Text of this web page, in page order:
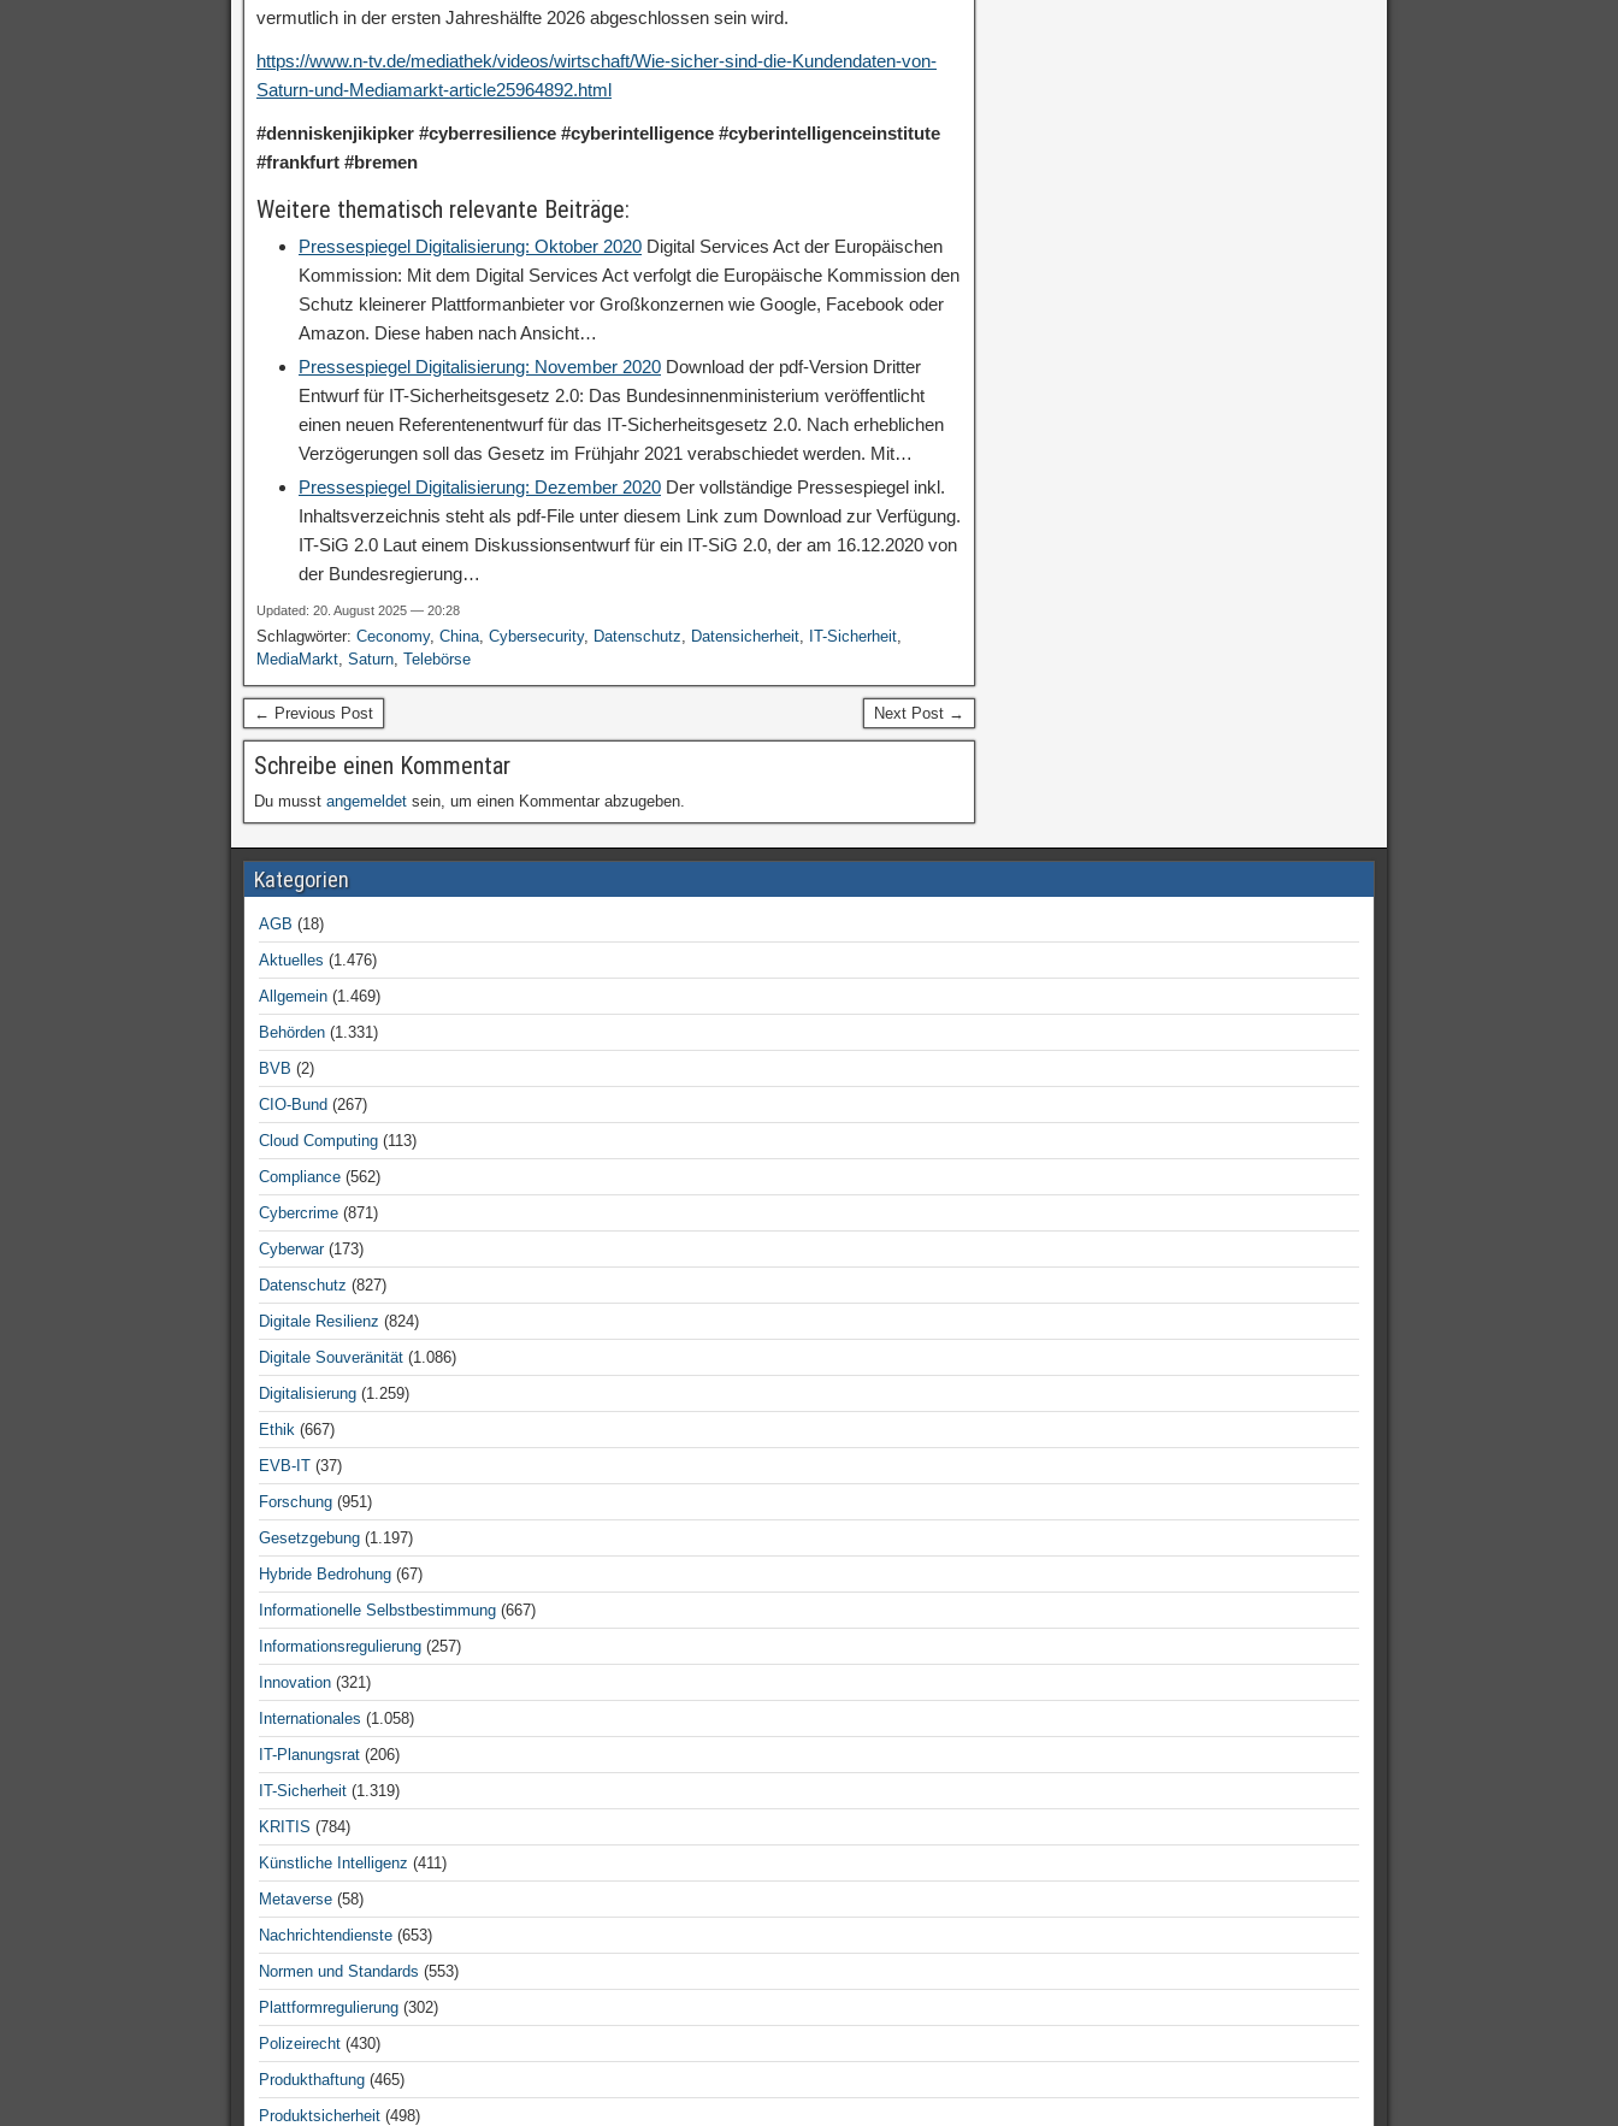
vermutlich in der ersten Jahreshälfte 2026 abgeschlossen sein wird.
https://www.n-tv.de/mediathek/videos/wirtschaft/Wie-sicher-sind-die-Kundendaten-von-
Saturn-und-Mediamarkt-article25964892.html
#denniskenjikipker #cyberresilience #cyberintelligence #cyberintelligenceinstitute
#frankfurt #bremen
Weitere thematisch relevante Beiträge:
Pressespiegel Digitalisierung: Oktober 2020 Digital Services Act der Europäischen
Kommission: Mit dem Digital Services Act verfolgt die Europäische Kommission den
Schutz kleinerer Plattformanbieter vor Großkonzernen wie Google, Facebook oder
Amazon. Diese haben nach Ansicht…
Pressespiegel Digitalisierung: November 2020 Download der pdf-Version Dritter
Entwurf für IT-Sicherheitsgesetz 2.0: Das Bundesinnenministerium veröffentlicht
einen neuen Referentenentwurf für das IT-Sicherheitsgesetz 2.0. Nach erheblichen
Verzögerungen soll das Gesetz im Frühjahr 2021 verabschiedet werden. Mit…
Pressespiegel Digitalisierung: Dezember 2020 Der vollständige Pressespiegel inkl.
Inhaltsverzeichnis steht als pdf-File unter diesem Link zum Download zur Verfügung.
IT-SiG 2.0 Laut einem Diskussionsentwurf für ein IT-SiG 2.0, der am 16.12.2020 von
der Bundesregierung…
Updated: 20. August 2025 — 20:28
Schlagwörter: Ceconomy, China, Cybersecurity, Datenschutz, Datensicherheit, IT-Sicherheit,
MediaMarkt, Saturn, Telebörse
← Previous Post Next Post →
Schreibe einen Kommentar
Du musst angemeldet sein, um einen Kommentar abzugeben.
Kategorien
AGB (18)
Aktuelles (1.476)
Allgemein (1.469)
Behörden (1.331)
BVB (2)
CIO-Bund (267)
Cloud Computing (113)
Compliance (562)
Cybercrime (871)
Cyberwar(173)
Datenschutz (827)
Digitale Resilienz (824)
Digitale Souveränität (1.086)
Digitalisierung (1.259)
Ethik (667)
EVB-IT (37)
Forschung (951)
Gesetzgebung (1.197)
Hybride Bedrohung (67)
Informationelle Selbstbestimmung (667)
Informationsregulierung (257)
Innovation (321)
Internationales (1.058)
IT-Planungsrat (206)
IT-Sicherheit (1.319)
KRITIS (784)
Künstliche Intelligenz (411)
Metaverse (58)
Nachrichtendienste (653)
Normen und Standards (553)
Plattformregulierung (302)
Polizeirecht (430)
Produkthaftung (465)
Produktsicherheit (498)